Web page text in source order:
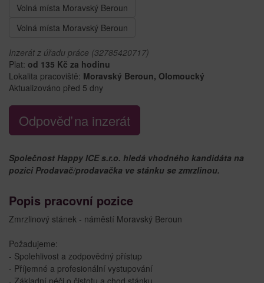
Volná místa Moravský Beroun
Volná místa Moravský Beroun
Inzerát z úřadu práce (32785420717)
Plat: od 135 Kč za hodinu
Lokalita pracoviště: Moravský Beroun, Olomoucký
Aktualizováno před 5 dny
Odpověď na inzerát
Společnost Happy ICE s.r.o. hledá vhodného kandidáta na
pozici Prodavač/prodavačka ve stánku se zmrzlinou.
Popis pracovní pozice
Zmrzlinový stánek - náměstí Moravský Beroun
Požadujeme:
- Spolehlivost a zodpovědný přístup
- Příjemné a profesionální vystupování
- Základní péči o čistotu a chod stánku